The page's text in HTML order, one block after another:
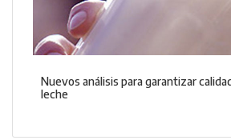
Nuevos análisis para garantizar
leche